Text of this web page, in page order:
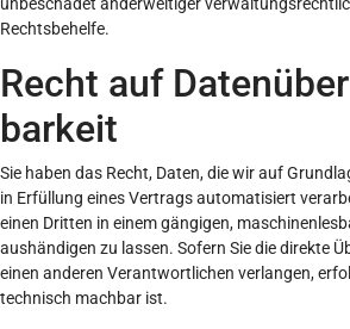
Rechtsbehelfe.
Recht auf
barkeit
Sie haben das Recht, Daten, die wir auf
in Erfüllung eines Vertrags automatisiert
einen Dritten in einem gängigen,
aushändigen zu lassen. Sofern Sie die direkte
einen anderen Verantwortlichen verlangen,
technisch machbar ist.